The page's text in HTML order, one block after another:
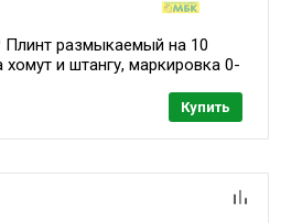
Плинт размыкаемый на 10
хомут и штангу, маркировка 0-
Купить